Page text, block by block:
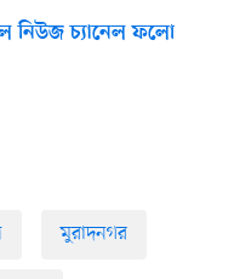
নিউজ চ্যানেল ফলো
মুরাদনগর